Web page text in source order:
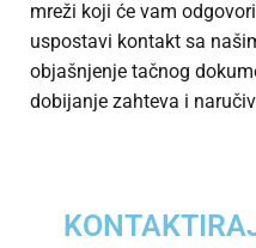
mreži koji će vam
uspostavi kontakt sa
objašnjenje tačnog
dobijanje zahteva i